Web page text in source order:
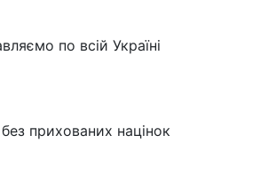
по всій Україні
прихованих націнок